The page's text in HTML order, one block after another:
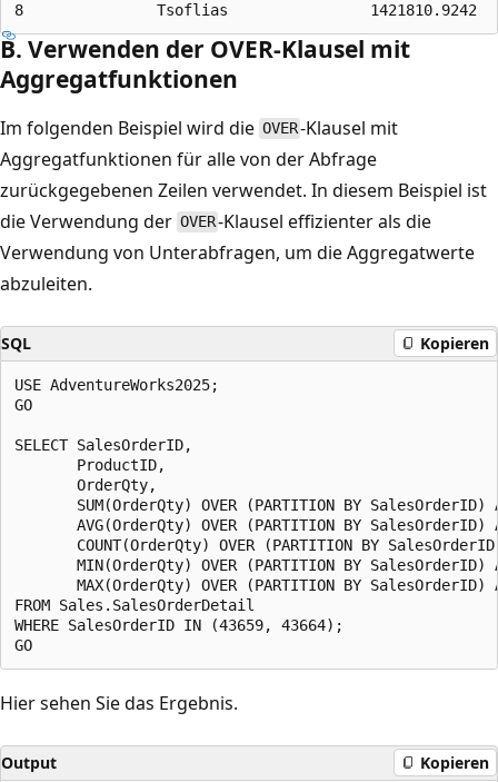
B. Verwenden der OVER-Klausel mit
Aggregatfunktionen
Im folgenden Beispiel wird die OVER-Klausel mit
Aggregatfunktionen für alle von der Abfrage
zurückgegebenen Zeilen verwendet. In diesem Beispiel ist
die Verwendung der OVER-Klausel effizienter als die
Verwendung von Unterabfragen, um die Aggregatwerte
abzuleiten.
SQL Kopieren
USE AdventureWorks2025;
GO
SELECT SalesOrderID,
       ProductID,
       OrderQty,
SUM(OrderQty) OVER (PARTITION BY SalesOrderID)
AVG(OrderQty) OVER (PARTITION BY SalesOrderID)
COUNT(OrderQty) OVER (PARTITION BY
MIN(OrderQty) OVER (PARTITION BY SalesOrderID)
MAX(OrderQty) OVER (PARTITION BY SalesOrderID)
FROM Sales.SalesOrderDetail
WHERE SalesOrderID IN (43659, 43664);
Hier sehen Sie das Ergebnis.
Output Kopieren